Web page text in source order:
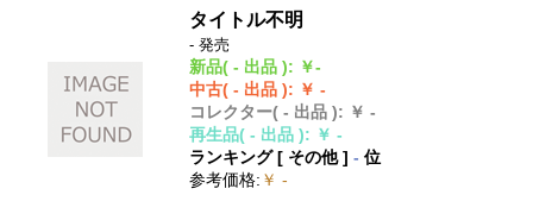
タイトル不明
- 発売
新品( - 出品 ): ￥-
中古( - 出品 ): ￥ -
コレクター( - 出品 ): ￥ -
再生品( - 出品 ): ￥ -
ランキング [ その他]- 位
参考価格: ￥ -